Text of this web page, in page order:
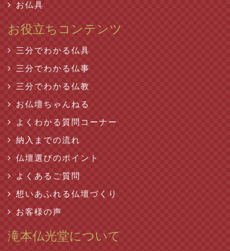
お仏具
お役立ちコンテンツ
三分でわかる仏具
三分でわかる仏事
三分でわかる仏教
お仏壇ちゃんねる
よくわかる質問コーナー
納入までの流れ
仏壇選びのポイント
よくあるご質問
想いあふれる仏壇づくり
お客様の声
滝本仏光堂について